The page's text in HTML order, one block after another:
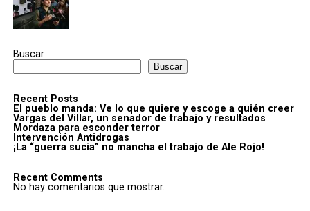
Buscar
Buscar
Recent Posts
El pueblo manda: Ve lo que quiere y escoge a quién creer
Vargas del Villar, un senador de trabajo y resultados
Mordaza para esconder terror
Intervención Antidrogas
¡La “guerra sucia” no mancha el trabajo de Ale Rojo!
Recent Comments
No hay comentarios que mostrar.